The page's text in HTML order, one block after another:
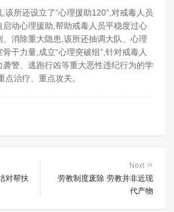
该所还设立了“心理援助120”,对戒毒人员
动心理援助,帮助戒毒人员平稳度过心
消除重大隐患,该所还抽调大队、心理
干力量,成立“心理突破组”,针对戒毒人
袭警、逃跑行凶等重大恶性违纪行为的学
点治疗、重点攻关。
对帮扶
Next
劳教制度废除 劳教并非近现
代产物